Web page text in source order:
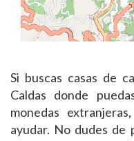
Si buscas casas de
Caldas donde
monedas
ayudar. No dudes